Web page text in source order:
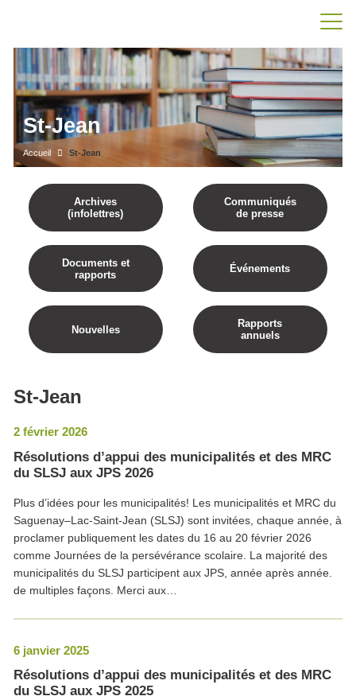
St-Jean
Accueil St-Jean
Archives
(infolettres)
Communiqués
de presse
Documents et
rapports
Événements
Nouvelles
Rapports
annuels
St-Jean
2 février 2026
Résolutions d’appui des municipalités et des MRC
du SLSJ aux JPS 2026
Plus d’idées pour les municipalités! Les municipalités et MRC du
Saguenay–Lac-Saint-Jean (SLSJ) sont invitées, chaque année, à
proclamer publiquement les dates du 16 au 20 février 2026
comme Journées de la persévérance scolaire. La majorité des
municipalités du SLSJ participent aux JPS, année après année.
de multiples façons. Merci aux…
6 janvier 2025
Résolutions d’appui des municipalités et des MRC
du SLSJ aux JPS 2025